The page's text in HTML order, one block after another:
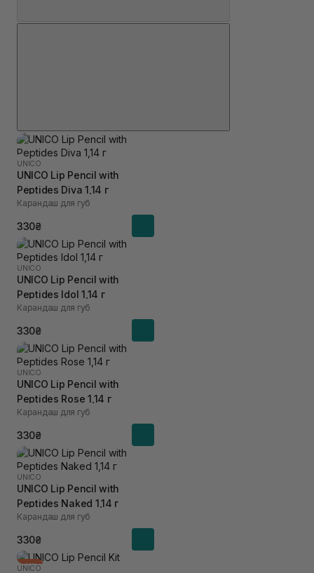
UNICO
UNICO Lip Pencil with
Peptides Diva 1,14 г
Карандаш для губ
330₴
UNICO
UNICO Lip Pencil with
Peptides Idol 1,14 г
Карандаш для губ
330₴
UNICO
UNICO Lip Pencil with
Peptides Rose 1,14 г
Карандаш для губ
330₴
UNICO
UNICO Lip Pencil with
Peptides Naked 1,14 г
Карандаш для губ
330₴
-10%
UNICO